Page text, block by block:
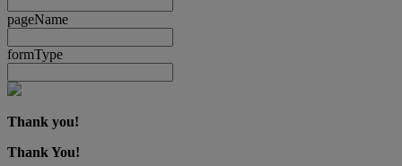
pageName
formType
Thank you!
Thank You!